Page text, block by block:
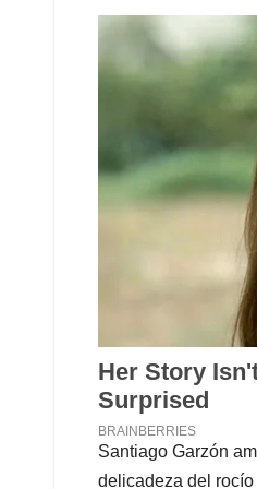
Santiago Garzón
delicadeza del